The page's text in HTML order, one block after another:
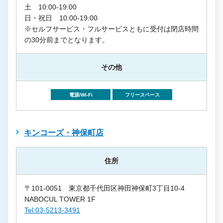
土 10:00-19:00
日・祝日 10:00-19:00
※セルフサービス・フルサービスともに受付は閉店時間
の30分前までとなります。
その他
電源/Wi-Fi フリースペース
キンコーズ・神保町店
住所
〒101-0051 東京都千代田区神田神保町3丁目10-4
NABOCUL TOWER 1F
Tel:03-5213-3491